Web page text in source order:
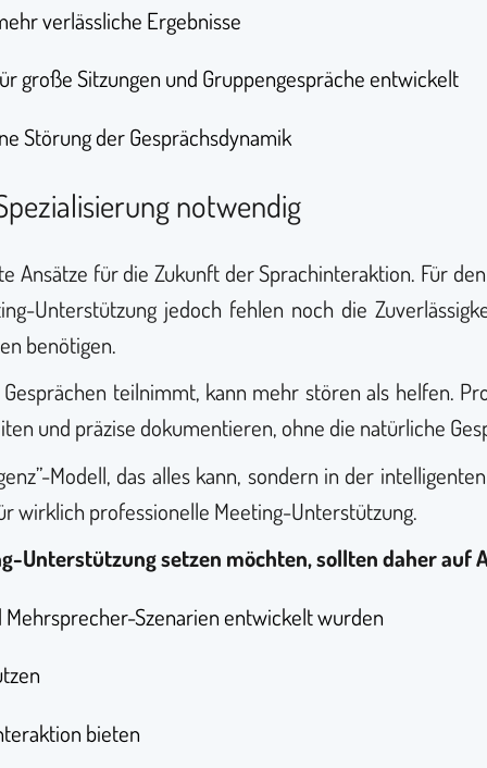
verlässliche Ergebnisse
große Sitzungen und Gruppengespräche entwickelt
Störung der Gesprächsdynamik
notwendig
Ansätze für die Zukunft der Sprachinteraktion. Für
Unterstützung jedoch fehlen noch die
benötigen.
teilnimmt, kann mehr stören als helfen.
und präzise dokumentieren, ohne die natürliche
Modell, das alles kann, sondern in der
wirklich professionelle Meeting-Unterstützung.
Unterstützung setzen möchten, sollten daher auf
Szenarien entwickelt wurden
bieten